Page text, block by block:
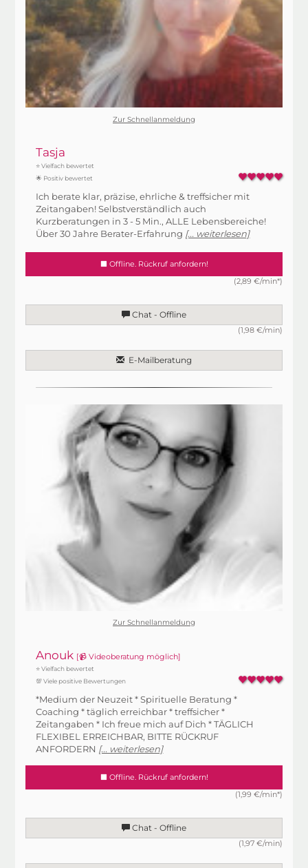
Zur Schnellanmeldung
Tasja
⭐ Vielfach bewertet
🌟 Positiv bewertet
Ich berate klar, präzise, ehrliche & treffsicher mit
Zeitangaben! Selbstverständlich auch
Kurzberatungen in 3 - 5 Min., ALLE Lebensbereiche!
Über 30 Jahre Berater-Erfahrung [... weiterlesen]
Offline. Rückruf anfordern!
(2,89 €/min*)
Chat - Offline
(1,98 €/min)
E-Mailberatung
Zur Schnellanmeldung
Anouk [📹 Videoberatung möglich]
⭐ Vielfach bewertet
💯 Viele positive Bewertungen
*Medium der Neuzeit * Spirituelle Beratung *
Coaching * täglich erreichbar * treffsicher *
Zeitangaben * Ich freue mich auf Dich * TÄGLICH
FLEXIBEL ERREICHBAR, BITTE RÜCKRUF
ANFORDERN [... weiterlesen]
Offline. Rückruf anfordern!
(1,99 €/min*)
Chat - Offline
(1,97 €/min)